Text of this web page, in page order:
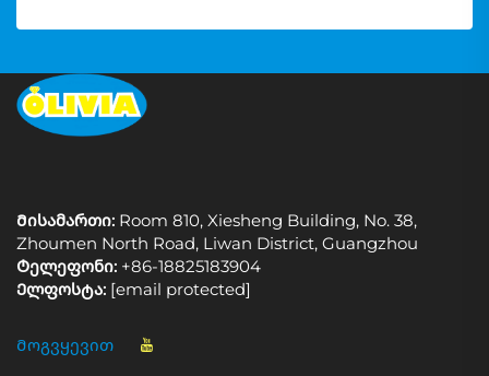
Მისამართი: Room 810, Xiesheng Building, No. 38,
Zhoumen North Road, Liwan District, Guangzhou
Ტელეფონი: +86-18825183904
Ელფოსტა: [email protected]
Მოგვყევით